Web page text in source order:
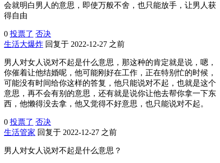
会就明白男人的意思，即使万般不舍，也只能放手，让男人获
得自由
0 投票了 否决
生活大爆炸 回复于 2022-12-27 之前
男人对女人说对不起是什么意思，那这种的肯定就是说，嗯，
你催着让他结婚呢，他可能刚好在工作，正在特别忙的时候，
可能没有时间给你这样的答复，他只能说对不起，也就是这个
意思，再不会有别的意思，还有就是说你让他去帮你拿一下东
西，他懒得没去拿，他又觉得不好意思，也只能说对不起。
0 投票了 否决
生活管家 回复于 2022-12-27 之前
男人对女人说对不起是什么意思？